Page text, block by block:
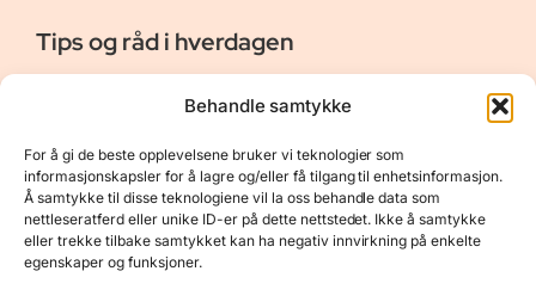
Behandle samtykke
For å gi de beste opplevelsene bruker vi teknologier som
informasjonskapsler for å lagre og/eller få tilgang til enhetsinformasjon.
Å samtykke til disse teknologiene vil la oss behandle data som
nettleseratferd eller unike ID-er på dette nettstedet. Ikke å samtykke
eller trekke tilbake samtykket kan ha negativ innvirkning på enkelte
egenskaper og funksjoner.
Tips og råd i hverdagen
Er vår bloggside hvor vi ønsker å dele våre opplevelser og
gi deg råd og tips innen reiser, hotell - og restauranter,
naturopplevelser, personlig pleie, data, film og bøker m.m.
Nyttige Linker
Om oss
Kontakt
Resurser
Personvernerklæring
Opphavsrett